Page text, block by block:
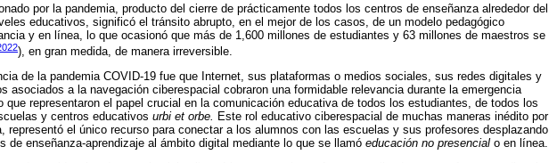
por la pandemia, producto del cierre de prácticamente todos los centros de enseñanza alrededor del
educativos, significó el tránsito abrupto, en el mejor de los casos, de un modelo pedagógico
y en línea, lo que ocasionó que más de 1,600 millones de estudiantes y 63 millones de maestros se
), en gran medida, de manera irreversible.
de la pandemia COVID-19 fue que Internet, sus plataformas o medios sociales, sus redes digitales y
asociados a la navegación ciberespacial cobraron una formidable relevancia durante la emergencia
que representaron el papel crucial en la comunicación educativa de todos los estudiantes, de todos los
y centros educativos urbi et orbe. Este rol educativo ciberespacial de muchas maneras inédito por
representó el único recurso para conectar a los alumnos con las escuelas y sus profesores desplazando
de enseñanza-aprendizaje al ámbito digital mediante lo que se llamó educación no presencial o en línea.